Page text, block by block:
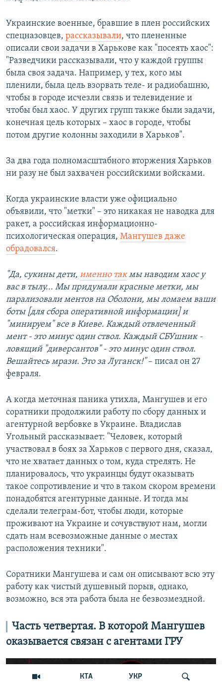
КТА УКР
Украинские военные, бравшие в плен российских
спецназовцев, рассказывали, что плененные
описали свои задачи в Харькове как "посеять хаос":
"Разведчики рассказывали, что у каждой группы
была своя задача. Например, у тех, кого мы
пленили, была цель взорвать теле- и радиобашню,
чтобы в городе исчезли связь и телевидение и
чтобы был хаос. У других групп также были задачи,
конечная цель которых – хаос в городе, чтобы
потом другие колонны заходили в Харьков".
За два года полномасштабного вторжения Харьков
ни разу не был захвачен российскими войсками.
Когда украинские власти уже официально
объявили, что "метки" – это никакая не наводка для
ракет, а российская информационно-
психологическая операция, Мангушев даже
обрадовался.
"Да, сукины дети, именно такмы наводим хаос у
вас в тылу... Мы придумали красные метки, мы
парализовали ментов на Оболони, мы ломаем ваши
боты [для сбора оперативной информации] и
"минируем" все в Киеве. Каждый отвлеченный
мент - это минус один ствол. Каждый СБУшник -
ловящий "диверсантов" - это минус один ствол.
Вешайтесь мрази. Это за Луганск!"– писал он 27
февраля.
А когда меточная паника утихла, Мангушев и его
соратники продолжили работу по сбору данных и
агентурной вербовке в Украине. Владислав
Угольный рассказывает: "Человек, который
участвовал в боях за Харьков с первого дня, сказал,
что не хватает данных о том, куда стрелять. Не
планировалось, что украинцы будут оказывать
такое сопротивление и что в таком скором времени
понадобятся агентурные данные. И тогда мы
сделали телеграм-бот, чтобы люди, которые
проживают на Украине и сочувствуют нам, могли
сдать нам всевозможные данные о местах
расположения техники".
Соратники Мангушева и сам он описывают всю эту
работу как чистый душевный порыв, однако,
возможно, вся эта работа была не безвозмездной.
Часть четвертая. В которой Мангушев
оказывается связан с агентами ГРУ